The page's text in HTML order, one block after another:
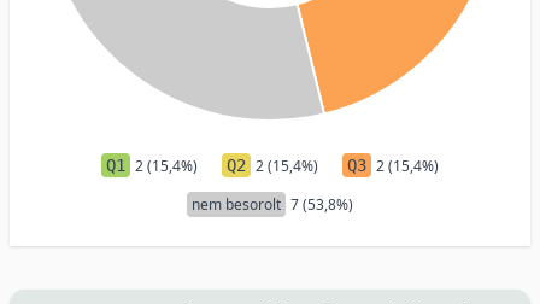
Q1 2 (15,4%) Q2 2 (15,4%) Q3 2 (15,4%)
nem besorolt 7 (53,8%)